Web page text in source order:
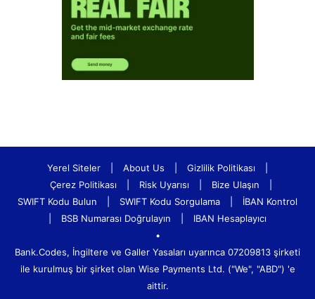
Yerel Siteler About Us Gizlilik Politikası
Çerez Politikası
Risk Uyarısı Bize Ulaşın
SWIFT Kodu Bulun
SWIFT Kodu Sorgulama
İBAN Kontrol
BSB Numarası Doğrulayın
IBAN Hesaplayıcı
•
Bank.Codes, İngiltere ve Galler Yasaları uyarınca 07209813 şirketi
ile kurulmuş bir şirket olan Wise Payments Ltd. ("We", "ABD") 'e
aittir.